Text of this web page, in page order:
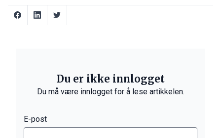
Du er ikke innlogget
Du må være innlogget for å lese artikkelen.
E-post